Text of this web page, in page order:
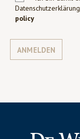
policy
ANMELDEN